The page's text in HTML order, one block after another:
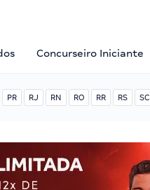
Concurseiro Iniciante
PR RJ RN RO RR RS SC